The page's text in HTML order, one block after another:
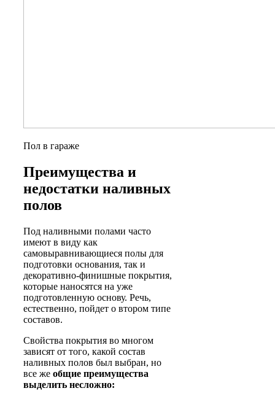
Пол в гараже
Преимущества и
недостатки наливных
полов
Под наливными полами часто
имеют в виду как
самовыравнивающиеся полы для
подготовки основания, так и
декоративно-финишные покрытия,
которые наносятся на уже
подготовленную основу. Речь,
естественно, пойдет о втором типе
составов.
Свойства покрытия во многом
зависят от того, какой состав
наливных полов был выбран, но
все же общие преимущества
выделить несложно: